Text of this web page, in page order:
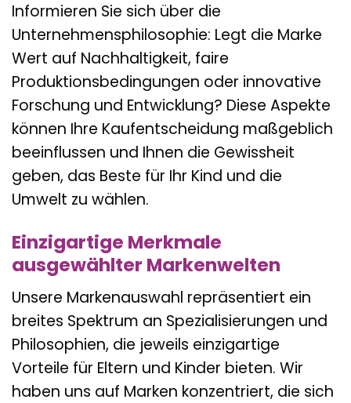
Informieren Sie sich über die
Unternehmensphilosophie: Legt die Marke
Wert auf Nachhaltigkeit, faire
Produktionsbedingungen oder innovative
Forschung und Entwicklung? Diese Aspekte
können Ihre Kaufentscheidung maßgeblich
beeinflussen und Ihnen die Gewissheit
geben, das Beste für Ihr Kind und die
Umwelt zu wählen.
Einzigartige Merkmale
ausgewählter Markenwelten
Unsere Markenauswahl repräsentiert ein
breites Spektrum an Spezialisierungen und
Philosophien, die jeweils einzigartige
Vorteile für Eltern und Kinder bieten. Wir
haben uns auf Marken konzentriert, die sich